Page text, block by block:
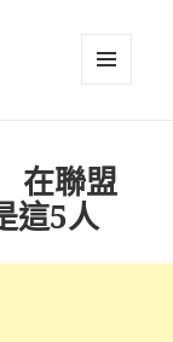
在聯盟
這5人